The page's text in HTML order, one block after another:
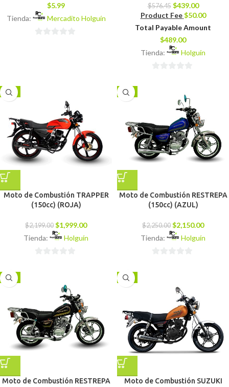
$5.99
Tienda:
Mercadito Holguín
$576.45 $439.00
Product Fee $50.00
Total Payable Amount
$489.00
Tienda:
Holguín
-9%
Moto de Combustión TRAPPER
(150cc) (ROJA)
$2,199.00 $1,999.00
Tienda:
Holguín
-4%
Moto de Combustión RESTREPA
(150cc) (AZUL)
$2,250.00 $2,150.00
Tienda:
Holguín
-4%
Moto de Combustión RESTREPA
-7%
Moto de Combustión SUZUKI